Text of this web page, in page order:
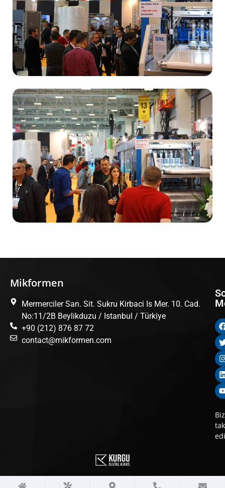
Mikformen
Mermerciler San. Sit. Sukru Kirbaci Is Mer. 10. Cad.
No:11/2B Beylikduzu / Istanbul / Türkiye
+90 (212) 876 87 72
contact@mikformen.com